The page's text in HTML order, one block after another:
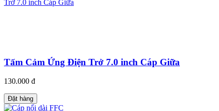
Tấm Cảm Ứng Điện Trở 7.0 inch Cáp Giữa
130.000 đ
Đặt hàng